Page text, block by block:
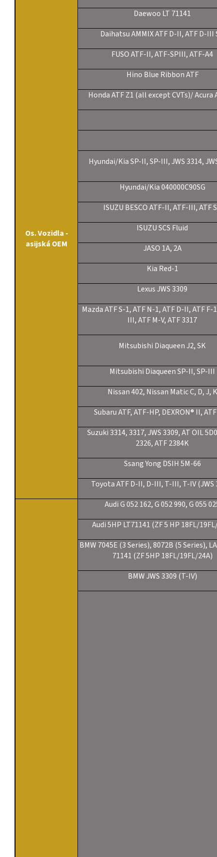
Os. Vozidla -
asijská OEM
Daewoo LT 71141
Daihatsu AMMIX ATF D-II, ATF D-III
FUSO ATF-II, ATF-SPIII, ATF-A4
Hino Blue Ribbon ATF
Honda ATF Z1 (all except CVTs)/ Acura
Hyundai/Kia SP-II, SP-III, JWS 3314,
Hyundai/Kia 040000C90SG
ISUZU BESCO ATF-II, ATF-III, ATF
ISUZU SCS Fluid
JASO 1A, 2A
Kia Red-1
Lexus JWS 3309
Mazda ATF S-1, ATF N-1, ATF D-II, ATF F-
III, ATF M-V, ATF 3317
Mitsubishi Diaqueen J2, SK
Mitsubishi Diaqueen SP-II, SP-III
Nissan 402, Nissan Matic C, D, J, K
Subaru ATF, ATF-HP, DEXRON® II,
Suzuki 3314, 3317, JWS 3309, AT OIL
2326, ATF 2384K
Ssang Yong DSIH 5M-66
Toyota ATF D-II, D-III, T-III, T-IV (JWS
Audi G 052 162, G 052 990, G 055
Audi 5HP LT71141 (ZF 5 HP 18FL/
BMW 7045E (3 Series), 8072B (5 Series),
71141 (ZF 5HP 18FL/19FL/24A)
BMW JWS 3309 (T-IV)